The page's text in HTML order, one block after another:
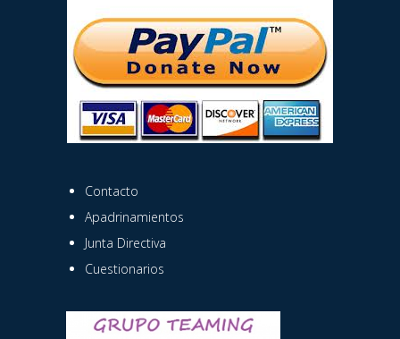
Contacto
Apadrinamientos
Junta Directiva
Cuestionarios